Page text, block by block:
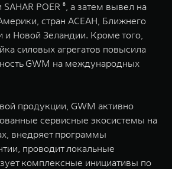
SAHAR POER ⁸, а затем вывел на
стран АСЕАН, Ближнего
и Новой Зеландии. Кроме того,
силовых агрегатов повысила
GWM на международных
продукции, GWM активно
сервисные экосистемы на
внедряет программы
проводит локальные
комплексные инициативы по